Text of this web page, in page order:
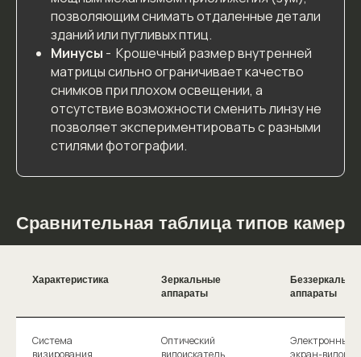
позволяющим снимать отдаленные детали
зданий или пугливых птиц.
Минусы - Крошечный размер внутренней
матрицы сильно ограничивает качество
снимков при плохом освещении, а
отсутствие возможности сменить линзу не
позволяет экспериментировать с разными
стилями фотографии.
Сравнительная таблица типов камер
Характеристика
Зеркальные
аппараты
аппараты
Система
визирования
Оптический
видоискатель
Электронный
экран-